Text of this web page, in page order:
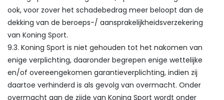
ook, voor zover het schadebedrag meer beloopt dan de
dekking van de beroeps-/ aansprakelijkheidsverzekering
van Koning Sport.
9.3. Koning Sport is niet gehouden tot het nakomen van
enige verplichting, daaronder begrepen enige wettelijke
en/of overeengekomen garantieverplichting, indien zij
daartoe verhinderd is als gevolg van overmacht. Onder
overmacht aan de zijde van Koning Sport wordt onder